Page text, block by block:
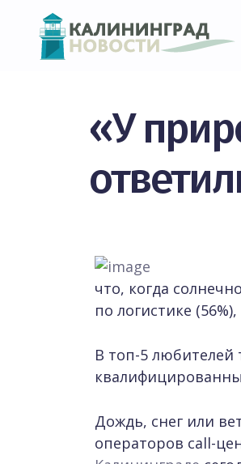
«У
что, когда
по логистике
В топ-5 любителей
Дождь, снег или
операторов call-